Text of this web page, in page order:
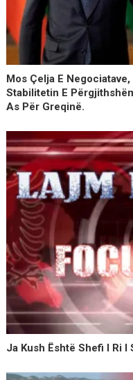
Mos Çelja E
Stabilitetin E
As Për Greqinë.
Ja Kush Është Shefi I Ri I